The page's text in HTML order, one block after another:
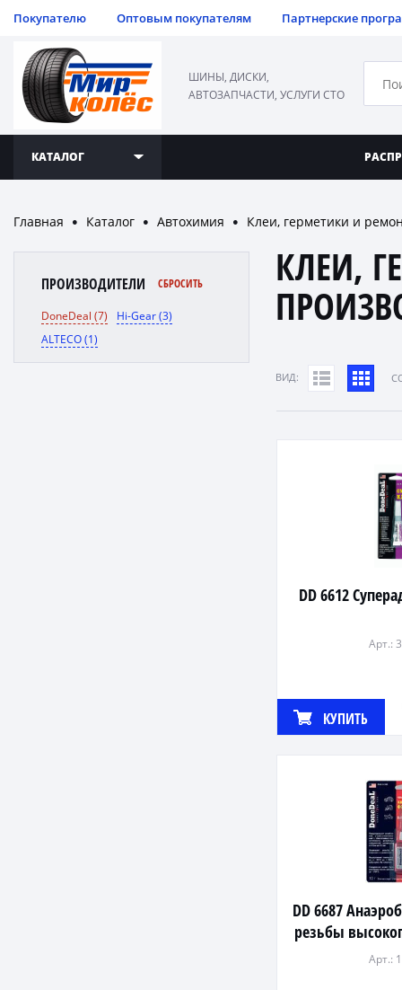
Покупателю Оптовым покупателям Партнерские
ШИНЫ, ДИСКИ,
АВТОЗАПЧАСТИ, УСЛУГИ СТО
КАТАЛОГ
Главная ● Каталог ● Автохимия ● Клеи, герметики и
ПРОИЗВОДИТЕЛИ СБРОСИТЬ
DoneDeal (7)
Hi-Gear (3)
ALTECO (1)
КЛЕИ,
ВИД:
DD 6612
Арт.:
КУПИТЬ
DD 6687
резьбы
Арт.: